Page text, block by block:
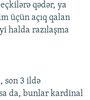
qədər, ya
üçün açıq qalan
halda razılaşma
son 3 ildə
da, bunlar kardinal